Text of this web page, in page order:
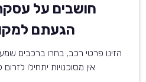
חושבים על
הגעתם
הזינו פרטי רכב, בחרו ברכבים
אין מסוכנויות יתחילו